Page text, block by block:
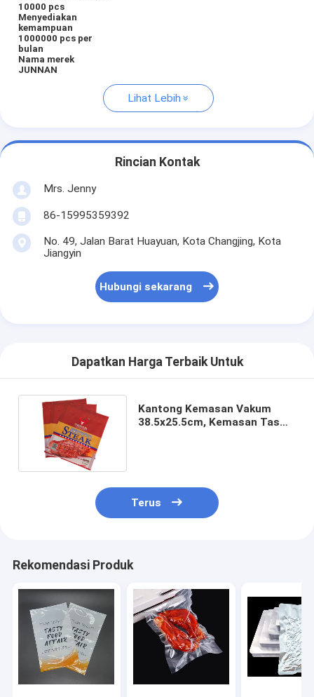
10000 pcs
Menyediakan
kemampuan
1000000 pcs per
bulan
Nama merek
JUNNAN
Lihat Lebih
Rincian Kontak
Mrs. Jenny
86-15995359392
No. 49, Jalan Barat Huayuan, Kota Changjing, Kota
Jiangyin
Hubungi sekarang
Dapatkan Harga Terbaik Untuk
Kantong Kemasan Vakum
38.5x25.5cm, Kemasan Tas
Terus
Rekomendasi Produk